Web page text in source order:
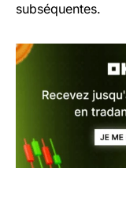
subséquentes.